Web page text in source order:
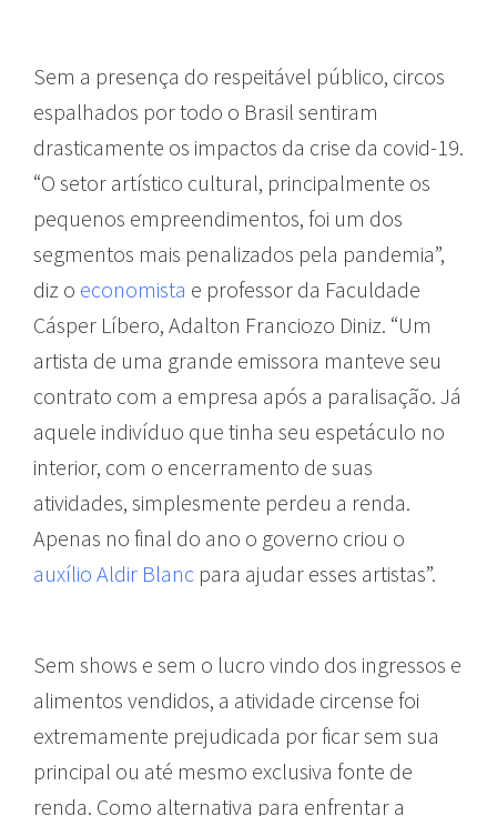
Sem a presença do respeitável público, circos
espalhados por todo o Brasil sentiram
drasticamente os impactos da crise da covid-19.
“O setor artístico cultural, principalmente os
pequenos empreendimentos, foi um dos
segmentos mais penalizados pela pandemia”,
diz o economista e professor da Faculdade
Cásper Líbero, Adalton Franciozo Diniz. “Um
artista de uma grande emissora manteve seu
contrato com a empresa após a paralisação. Já
aquele indivíduo que tinha seu espetáculo no
interior, com o encerramento de suas
atividades, simplesmente perdeu a renda.
Apenas no final do ano o governo criou o
auxílio Aldir Blanc para ajudar esses artistas”.
Sem shows e sem o lucro vindo dos ingressos e
alimentos vendidos, a atividade circense foi
extremamente prejudicada por ficar sem sua
principal ou até mesmo exclusiva fonte de
renda. Como alternativa para enfrentar a